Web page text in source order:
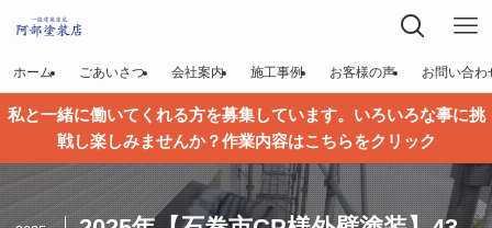
ホーム ごあいさつ 会社案内 施工事例 お客様の声 お問い合わ
私と一緒に働いてくれる方を募集しています。いろいろな事に挑
戦し楽しみませんか？作業内容はこちらをクリック